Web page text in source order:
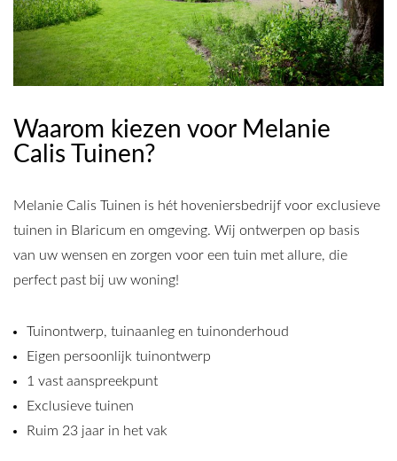
Waarom kiezen voor Melanie
Calis Tuinen?
Melanie Calis Tuinen is hét hoveniersbedrijf voor exclusieve
tuinen in Blaricum en omgeving. Wij ontwerpen op basis
van uw wensen en zorgen voor een tuin met allure, die
perfect past bij uw woning!
Tuinontwerp, tuinaanleg en tuinonderhoud
Eigen persoonlijk tuinontwerp
1 vast aanspreekpunt
Exclusieve tuinen
Ruim 23 jaar in het vak